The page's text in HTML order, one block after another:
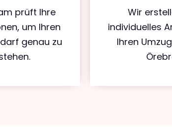
prüft Ihre
um Ihren
genau zu
Wir
individuelles
Ihren